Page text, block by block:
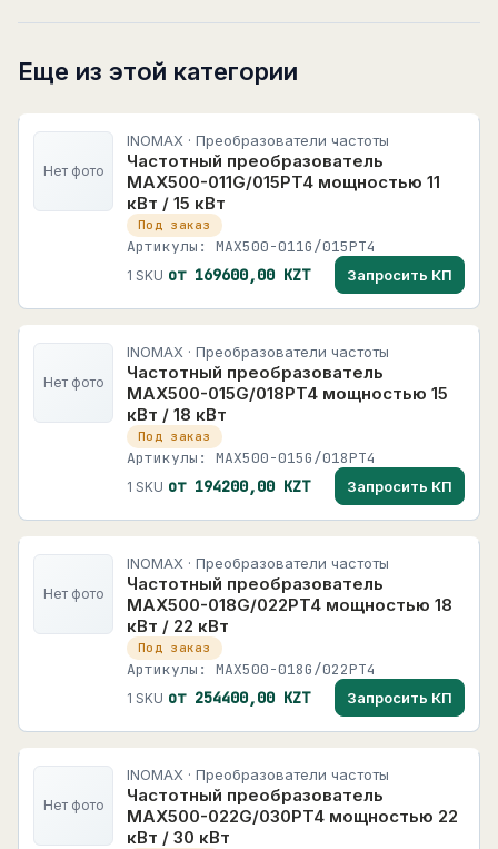
Еще из этой категории
Нет фото
INOMAX · Преобразователи частоты
Частотный преобразователь
MAX500-011G/015PT4 мощностью 11
кВт / 15 кВт
Под заказ
Артикулы: MAX500-011G/015PT4
1 SKU от 169600,00 KZT Запросить КП
Нет фото
INOMAX · Преобразователи частоты
Частотный преобразователь
MAX500-015G/018PT4 мощностью 15
кВт / 18 кВт
Под заказ
Артикулы: MAX500-015G/018PT4
1 SKU от 194200,00 KZT Запросить КП
Нет фото
INOMAX · Преобразователи частоты
Частотный преобразователь
MAX500-018G/022PT4 мощностью 18
кВт / 22 кВт
Под заказ
Артикулы: MAX500-018G/022PT4
1 SKU от 254400,00 KZT Запросить КП
Нет фото
INOMAX · Преобразователи частоты
Частотный преобразователь
MAX500-022G/030PT4 мощностью 22
кВт / 30 кВт